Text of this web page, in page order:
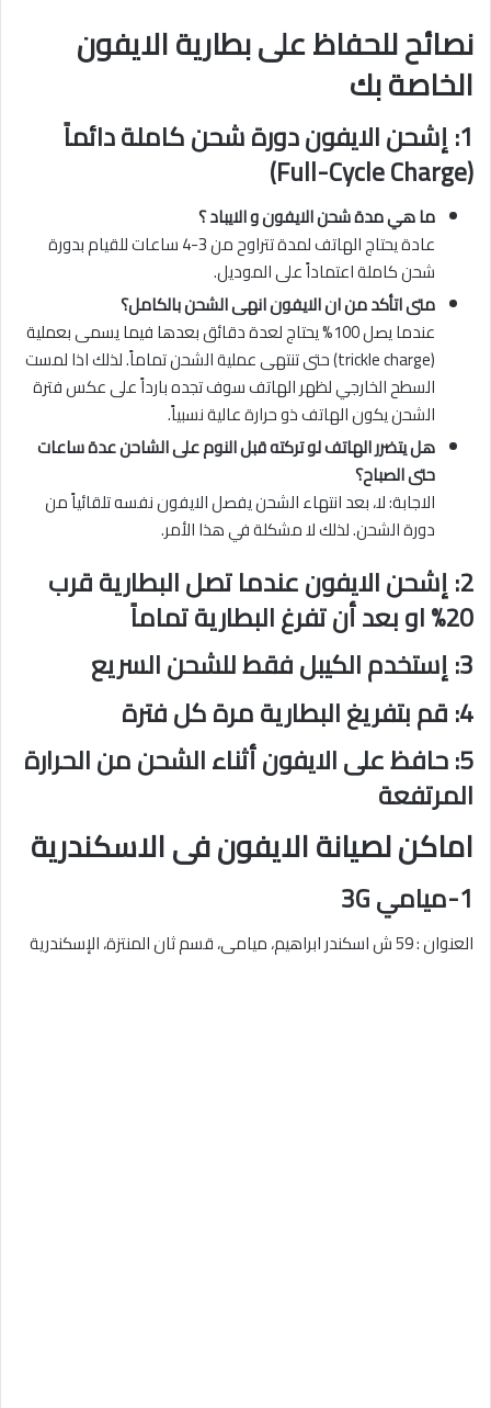
نصائح للحفاظ على بطارية الايفون
الخاصة بك
1: إشحن الايفون دورة شحن كاملة دائماً
(Full-Cycle Charge)
ما هي مدة شحن الايفون و الايباد ؟
عادة يحتاج الهاتف لمدة تتراوح من 3-4 ساعات للقيام بدورة
شحن كاملة اعتماداً على الموديل.
متى اتأكد من ان الايفون انهى الشحن بالكامل؟
عندما يصل 100% يحتاج لعدة دقائق بعدها فيما يسمى بعملية
(trickle charge) حتى تنتهى عملية الشحن تماماً. لذلك اذا لمست
السطح الخارجي لظهر الهاتف سوف تجده بارداً على عكس فترة
الشحن يكون الهاتف ذو حرارة عالية نسبياً.
هل يتضرر الهاتف لو تركته قبل النوم على الشاحن عدة ساعات
حتى الصباح؟
الاجابة: لا، بعد انتهاء الشحن يفصل الايفون نفسه تلقائياً من
دورة الشحن. لذلك لا مشكلة في هذا الأمر.
2: إشحن الايفون عندما تصل البطارية قرب
20% او بعد أن تفرغ البطارية تماماً
3: إستخدم الكيبل فقط للشحن السريع
4: قم بتفريغ البطارية مرة كل فترة
5: حافظ على الايفون أثناء الشحن من الحرارة
المرتفعة
اماكن لصيانة الايفون فى الاسكندرية
1-ميامي 3G
العنوان :59 ش اسكندر ابراهيم، ميامى، قسم ثان المنتزة، الإسكندرية